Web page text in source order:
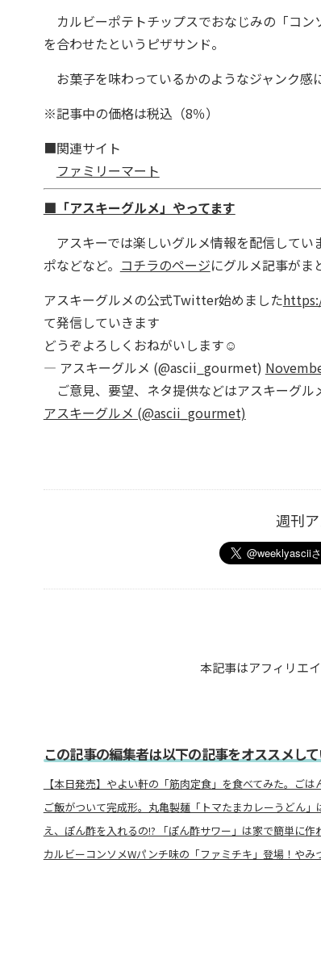
カルビーポテトチップスでおなじみの「コ
を合わせたというピザサンド。
お菓子を味わっているかのようなジャンク感
※記事中の価格は税込（8％）
■関連サイト
ファミリーマート
■「アスキーグルメ」やってます
アスキーでは楽しいグルメ情報を配信してい
ポなどなど。 コチラのページにグルメ記事がま
アスキーグルメの公式Twitter始めました
て発信していきます
どうぞよろしくおねがいします☺️
— アスキーグルメ (@ascii_gourmet)
ご意見、要望、ネタ提供などはアスキーグ
アスキーグルメ (@ascii_gourmet)
週刊
本記事はアフィリエ
この記事の編集者は以下の記事をオススメし
【本日発売】やよい軒の「筋肉定食」を食べてみた。ご
ご飯がついて完成形。丸亀製麺「トマたまカレーうどん
え、ぽん酢を入れるの!? 「ぽん酢サワー」は家で簡単に作
カルビーコンソメWパンチ味の「ファミチキ」登場！やみ